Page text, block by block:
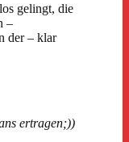
gelingt, die
–
der – klar
ertragen;))